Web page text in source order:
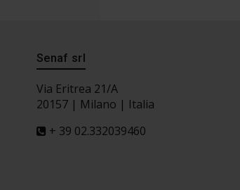
Senaf srl
Via Eritrea 21/A
20157 | Milano | Italia
+ 39 02.332039460